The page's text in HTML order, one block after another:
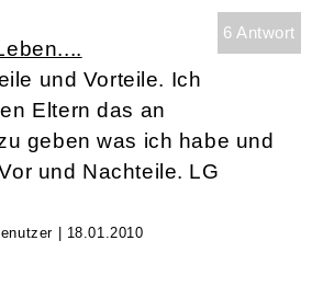
6 Antwort
und Vorteile. Ich
Eltern das an
geben was ich habe und
und Nachteile. LG
| 18.01.2010